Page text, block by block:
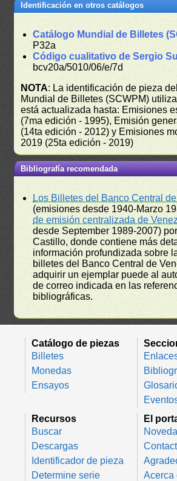
Identificación en otros catálogos
Catálogo Mundial de Billetes
P32a
Código cualitativo de Sergio
bcv20a/5010/06/e/7d
NOTA: La identificación de pieza
Mundial de Billetes (SCWPM)
está actualizada hasta: Emisiones
(7ma edición - 1995), Emisión
(14ta edición - 2012) y Emisiones
2019 (25ta edición - 2019)
Bibliografía recomendada
Los Billetes del Banco Central
(emisiones desde 1940-Marzo
de emisión centralizada de
desde September 1989-2007)
Castillo, donde contiene más
información profundizada sobre
billetes del Banco Central de
adquirir un ejemplar puede al
de correo indicada en las
bibliográficas.
Catálogo de piezas
Billetes
Monedas
Ensayos
Recursos
Buscar
Descargas
Identificador de pieza
Determine serie
El
Acerca